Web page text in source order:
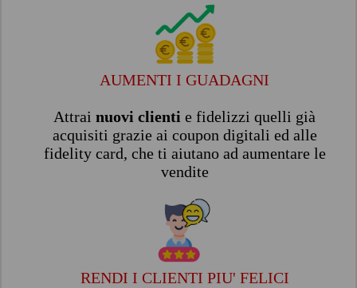
AUMENTI I GUADAGNI
Attrainuovi clienti e fidelizzi quelli già
acquisiti grazie ai coupon digitali ed alle
fidelity card, che ti aiutano ad aumentare le
vendite
RENDI I CLIENTI PIU' FELICI